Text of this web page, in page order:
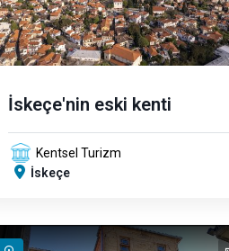
İskeçe'nin eski kenti
Kentsel Turizm
İskeçe